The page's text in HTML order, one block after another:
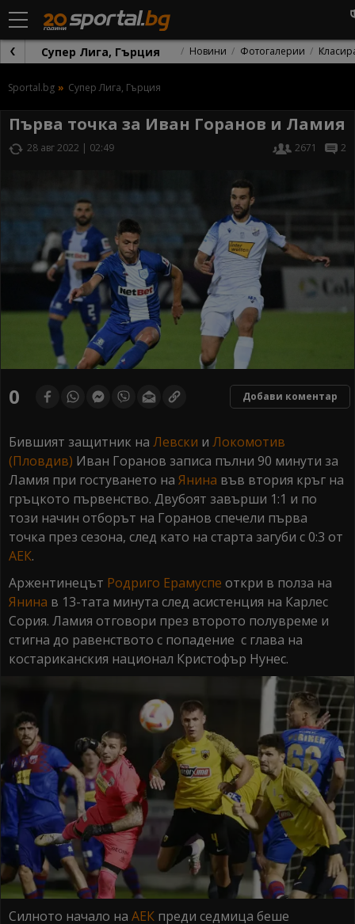
Супер Лига, Гърция Новини Фотогалерии
Sportal.bg Супер Лига, Гърция
Първа точка за Иван Горанов и Ламия
28 авг 2022 | 02:49 2671 2
0 Добави коментар
Бившият защитник на Левски и Локомотив
(Пловдив) Иван Горанов записа пълни 90 минути за
Ламия при гостуването на Янина във втория кръг на
гръцкото първенство. Двубоят завърши 1:1 и по
този начин отборът на Горанов спечели първа
точка през сезона, след като на старта загуби с 0:3 от
АЕК.
Аржентинецът Родриго Ерамуспе откри в полза на
Янина в 13-тата минута след асистенция на Карлес
Сория. Ламия отговори през второто полувреме и
стигна до равенството с попадение с глава на
костариканския национал Кристофър Нунес.
Силното начало на АЕК преди седмица беше